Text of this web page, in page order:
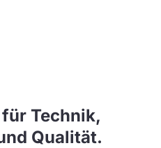
Technik,
Qualität.